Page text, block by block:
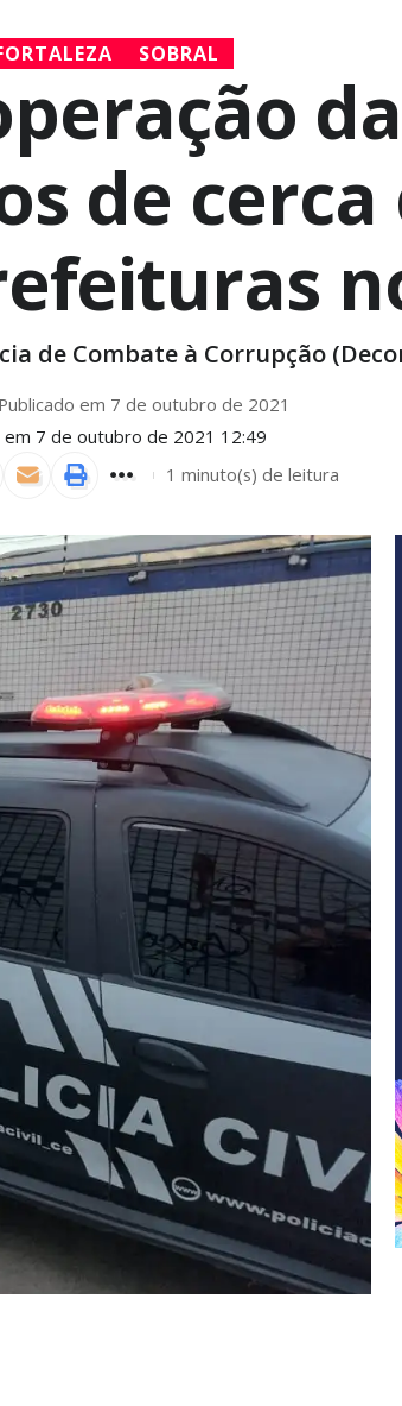
SOBRAL
de cerca
de Combate à Corrupção
em 7 de outubro de 2021 12:49
em 7 de outubro de 2021
1 minuto(s) de leitura